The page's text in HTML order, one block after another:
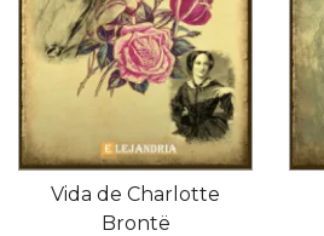
Vida de Charlotte
Brontë